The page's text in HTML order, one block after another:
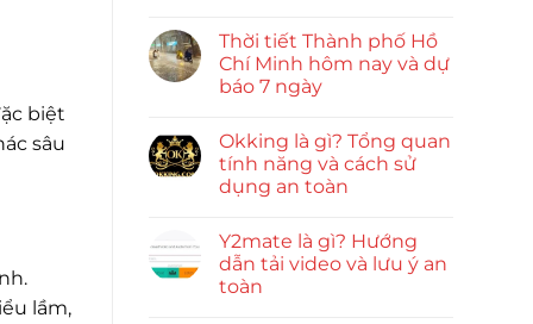
biệt
sâu
lầm,
Thời tiết Thành phố Hồ
Chí Minh hôm nay và dự
báo 7 ngày
Okking là gì? Tổng quan
tính năng và cách sử
dụng an toàn
Y2mate là gì? Hướng
dẫn tải video và lưu ý an
toàn